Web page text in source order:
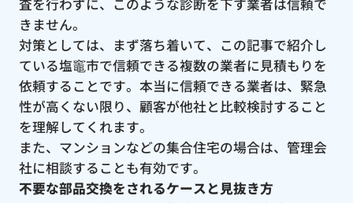
査を行わずに、このような診断を下す業者は信頼で
きません。
対策としては、まず落ち着いて、この記事で紹介し
ている塩竈市で信頼できる複数の業者に見積もりを
依頼することです。本当に信頼できる業者は、緊急
性が高くない限り、顧客が他社と比較検討すること
を理解してくれます。
また、マンションなどの集合住宅の場合は、管理会
社に相談することも有効です。
不要な部品交換をされるケースと見抜き方